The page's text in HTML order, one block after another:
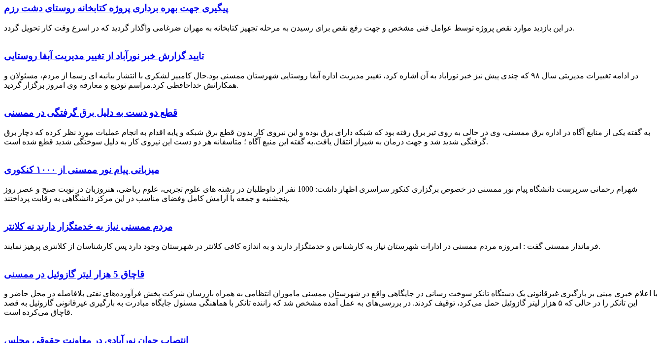
پیگیری جهت بهره برداری پروژه کتابخانه روستای دشت رزم
در این بازدید موارد نقص پروژه توسط عوامل فنی مشخص و جهت رفع نقص برای رسیدن به مرحله تجهیز کتابخانه به مهران ضرغامی واگذار گردید که در اسرع وقت کار تحویل گردد.
تایید گزارش خبر نورآباد از تغییر مدیریت آبفا روستایی
در ادامه تغییرات مدیریتی سال ۹۸ که چندی پیش نیز خبر نوراباد به آن اشاره کرد، تغییر مدیریت اداره آبفا روستایی شهرستان ممسنی بود.حال کامبیز لشکری با انتشار بیانیه ای رسما از مردم، مسئولان و
همکارانش خداحافظی کرد.مراسم تودیع و معارفه وی امروز برگزار گردید.
قطع دو دست به دلیل برق گرفتگی در ممسنی
به گفته یکی از منابع آگاه در اداره برق ممسنی، وی در حالی به روی تیر برق رفته بود که شبکه دارای برق بوده و این نیروی کار بدون قطع برق شبکه و پایه اقدام به انجام عملیات مورد نظر کرده که دچار برق
گرفتگی شدید شد و جهت درمان به شیراز انتقال یافت.به گفته این منبع آگاه ؛ متاسفانه هر دو دست این نیروی کار به دلیل سوختگی شدید قطع شده است.
میزبانی پیام نور ممسنی از ۱۰۰۰ کنکوری
شهرام رحمانی سرپرست دانشگاه پیام نور ممسنی در خصوص برگزاری کنکور سراسری اظهار داشت: 1000 نفر از داوطلبان در رشته های علوم تجربی، علوم ریاضی، هنروزبان در نوبت صبح و عصر روز
پنجشنبه و جمعه با آرامش کامل وفضای مناسب در این مرکز دانشگاهی به رقابت پرداختند.
مردم ممسنی نیاز به خدمتگزار دارند نه کلانتر
فرماندار ممسنی گفت : امروزه مردم ممسنی در ادارات شهرستان نیاز به کارشناس و خدمتگزار دارند و به اندازه کافی کلانتر در شهرستان وجود دارد پس کارشناسان از کلانتری پرهیز نمایند.
قاچاق 5 هزار لیتر گازوئیل در ممسنی
با اعلام خبری مبنی بر بارگیری غیرقانونی یک دستگاه تانکر سوخت رسانی در جایگاهی واقع در شهرستان ممسنی ماموران انتظامی به همراه بازرسان شرکت پخش فرآورده‌های نفتی بلافاصله در محل حاضر و
این تانکر را در حالی که ۵ هزار لیتر گازوئیل حمل می‌کرد، توقیف کردند. در بررسی‌های به عمل آمده مشخص شد که راننده تانکر با هماهنگی مسئول جایگاه مبادرت به بارگیری غیرقانونی گازوئیل به قصد
قاچاق می‌کرده است.
انتصاب جوان نورآبادی در معاونت حقوقی مجلس